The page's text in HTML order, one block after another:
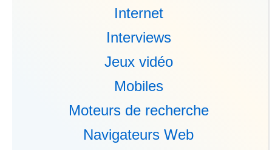
Internet
Interviews
Jeux vidéo
Mobiles
Moteurs de recherche
Navigateurs Web